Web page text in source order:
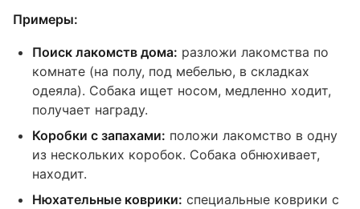
Примеры:
Поиск лакомств дома: разложи лакомства по
комнате (на полу, под мебелью, в складках
одеяла). Собака ищет носом, медленно ходит,
получает награду.
Коробки с запахами: положи лакомство в одну
из нескольких коробок. Собака обнюхивает,
находит.
Нюхательные коврики: специальные коврики с